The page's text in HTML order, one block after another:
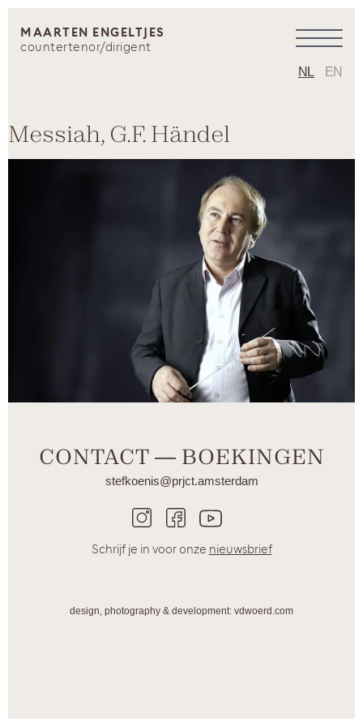
MAARTEN ENGELTJES
countertenor/dirigent
NL EN
Messiah, G.F. Händel
CONTACT ― BOEKINGEN
stefkoenis@prjct.amsterdam
Schrijf je in voor onze nieuwsbrief
design, photography & development: vdwoerd.com